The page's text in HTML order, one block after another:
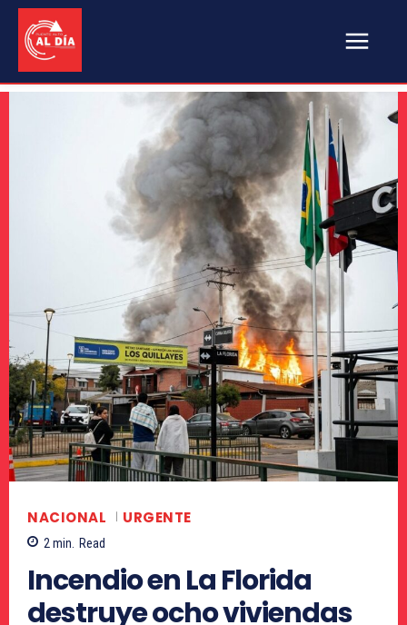
NACIONAL URGENTE
2min. Read
Incendio en La Florida
destruye ocho viviendas